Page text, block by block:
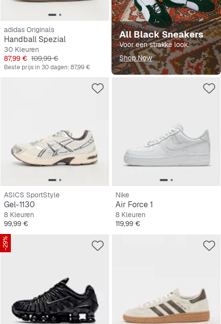
All Black Sneakers
Voor een strakke look.
Shop Now
adidas Originals
Handball Spezial
30 Kleuren
Prijs
87,99 € Originele Prijs
109,99 €
Beste prijs in 30 dagen:87,99 €
ASICS SportStyle
Gel-1130
8 Kleuren
Prijs
99,99 €
Nike
Air Force 1
8 Kleuren
Prijs
119,99 €
-29%